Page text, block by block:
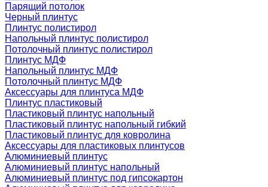
Парящий потолок
Черный плинтус
Плинтус полистирол
Напольный плинтус полистирол
Потолочный плинтус полистирол
Плинтус МДФ
Напольный плинтус МДФ
Потолочный плинтус МДФ
Аксессуары для плинтуса МДФ
Плинтус пластиковый
Пластиковый плинтус напольный
Пластиковый плинтус напольный гибкий
Пластиковый плинтус для ковролина
Аксессуары для пластиковых плинтусов
Алюминиевый плинтус
Алюминиевый плинтус напольный
Алюминиевый плинтус под гипсокартон